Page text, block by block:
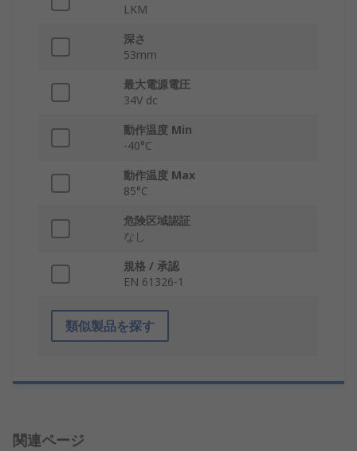
LKM
深さ
53mm
最大電源電圧
34V dc
動作温度 Min
-40°C
動作温度 Max
85°C
危険区域認証
なし
規格 / 承認
EN 61326-1
類似製品を探す
関連ページ